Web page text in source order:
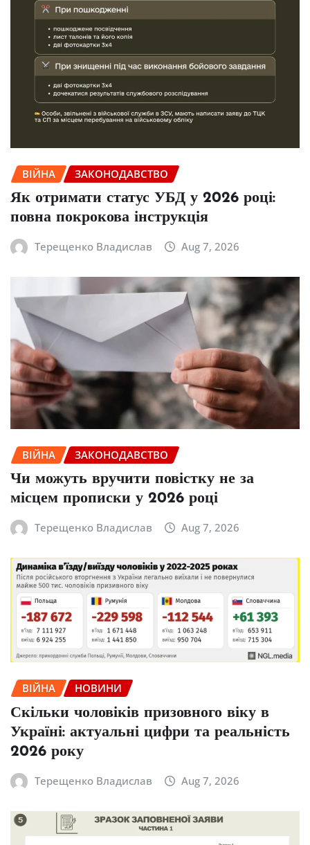
ВІЙНА ЗАКОНОДАВСТВО
Як отримати статус УБД у 2026 році:
повна покрокова інструкція
Терещенко Владислав Aug 7, 2026
ВІЙНА ЗАКОНОДАВСТВО
Чи можуть вручити повістку не за
місцем прописки у 2026 році
Терещенко Владислав Aug 7, 2026
ВІЙНА НОВИНИ
Скільки чоловіків призовного віку в
Україні: актуальні цифри та реальність
2026 року
Терещенко Владислав Aug 7, 2026